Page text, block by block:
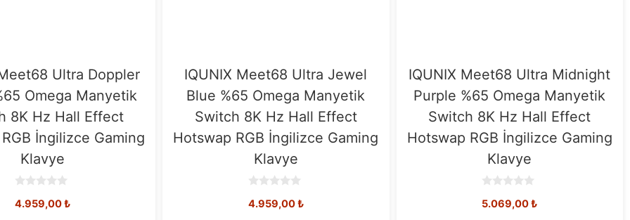
Ultra Doppler
Omega Manyetik
8K Hz Hall Effect
İngilizce Gaming
Klavye
o
4.959,00₺
IQUNIX Meet68 Ultra Jewel
Blue %65 Omega Manyetik
Switch 8K Hz Hall Effect
Hotswap RGB İngilizce Gaming
Klavye
o
4.959,00₺
IQUNIX Meet68 Ultra Midnight
Purple %65 Omega Manyetik
Switch 8K Hz Hall Effect
Hotswap RGB İngilizce Gaming
Klavye
o
5.069,00₺